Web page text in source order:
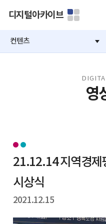
디지털아카이브
컨텐츠
영
21.12.14 지역경제
시상식
2021.12.15